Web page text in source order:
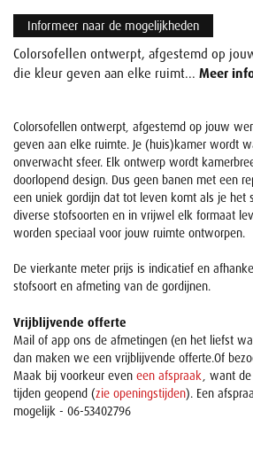
Informeer naar de mogelijkheden
Colorsofellen ontwerpt, afgestemd op
die kleur geven aan elke ruimt... Meer
Colorsofellen ontwerpt, afgestemd op jouw
geven aan elke ruimte. Je (huis)kamer wordt
onverwacht sfeer. Elk ontwerp wordt
doorlopend design. Dus geen banen met een
een uniek gordijn dat tot leven komt als je het
diverse stofsoorten en in vrijwel elk formaat
worden speciaal voor jouw ruimte ontworpen.
De vierkante meter prijs is indicatief en
stofsoort en afmeting van de gordijnen.
Vrijblijvende offerte
Mail of app ons de afmetingen (en het liefst
dan maken we een vrijblijvende offerte.Of
Maak bij voorkeur even een afspraak, want
tijden geopend (zie openingstijden). Een
mogelijk - 06-53402796